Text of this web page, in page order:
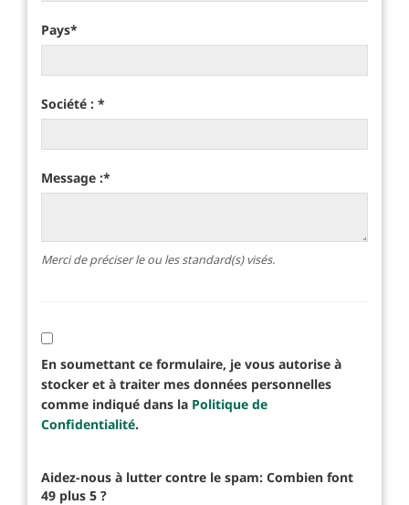
Pays*
Société : *
Message :*
Merci de préciser le ou les standard(s) visés.
En soumettant ce formulaire, je vous autorise à
stocker et à traiter mes données personnelles
comme indiqué dans la Politique de
Confidentialité.
Aidez-nous à lutter contre le spam: Combien font
49 plus 5 ?